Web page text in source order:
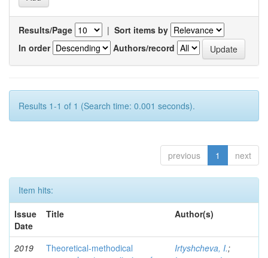
Results/Page | Sort items by
In order
Authors/record
Results 1-1 of 1 (Search time: 0.001 seconds).
previous 1 next
Item hits:
Issue
Date
Title Author(s)
2019
Theoretical-methodical
Irtyshcheva, I.;